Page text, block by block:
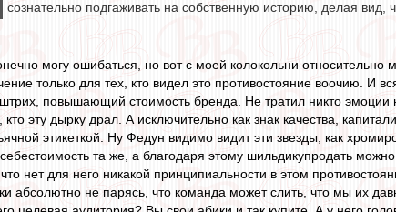
сознательно подгаживать на собственную историю, делая вид,
могу ошибаться, но вот с моей колокольни
только для тех, кто видел это противостояние воочию. И
штрих, повышающий стоимость бренда. Не тратил никто
кто эту дырку драл. А исключительно как знак качества,
этикеткой. Ну Федун видимо видит эти звезды, как
та же, а благодаря этому шильдикупродать
нет для него никакой принципиальности в этом
абсолютно не парясь, что команда может слить, что мы их